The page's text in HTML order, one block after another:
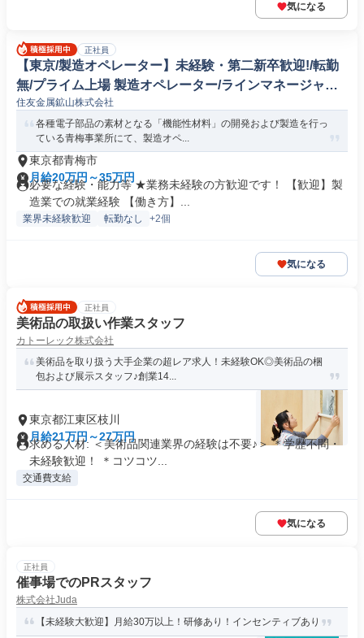
気になる
正社員
【東京/製造オペレーター】未経験・第二新卒歓迎!/転勤
無/プライム上場 製造オペレーター/ラインマネージャー
(鉄鋼/非鉄金属/金属製品)
住友金属鉱山株式会社
各種電子部品の素材となる「機能性材料」の開発および製造を行っ
ている青梅事業所にて、製造オペ...
東京都青梅市
月給20万円～35万円
必要な経験・能力等 ★業務未経験の方歓迎です！ 【歓迎】製
造業での就業経験 【働き方】...
業界未経験歓迎 転勤なし +2個
気になる
正社員
美術品の取扱い作業スタッフ
カトーレック株式会社
美術品を取り扱う大手企業の超レア求人！未経験OK◎美術品の梱
包および展示スタッフ♪創業14...
東京都江東区枝川
月給21万円～27万円
求める人材: ＜美術品関連業界の経験は不要♪＞ ＊学歴不問・
未経験歓迎！ ＊コツコツ...
交通費支給
気になる
正社員
催事場でのPRスタッフ
株式会社Juda
【未経験大歓迎】月給30万以上！研修あり！インセンティブあり